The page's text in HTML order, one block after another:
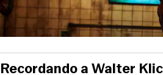
Recordando a Walter